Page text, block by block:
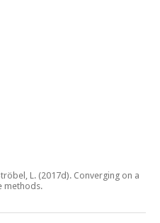
L. (2017d). Converging on a
methods.